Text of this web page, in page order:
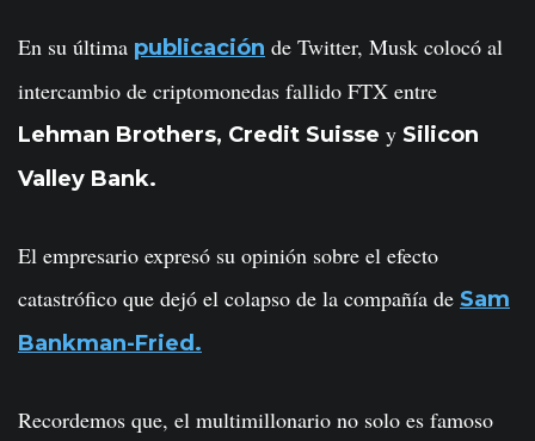
En su última publicación de Twitter, Musk colocó al
intercambio de criptomonedas fallido FTX entre
Lehman Brothers, Credit Suisse y Silicon
Valley Bank.
El empresario expresó su opinión sobre el efecto
catastrófico que dejó el colapso de la compañía de Sam
Bankman-Fried.
Recordemos que, el multimillonario no solo es famoso